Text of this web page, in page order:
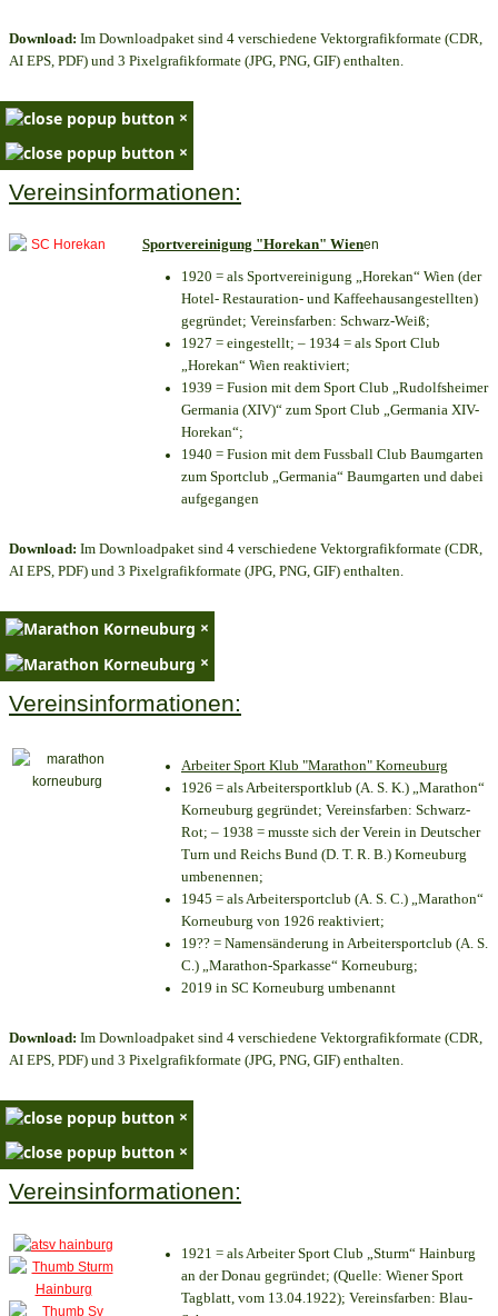
Download: Im Downloadpaket sind 4 verschiedene Vektorgrafikformate (CDR,
AI EPS, PDF) und 3 Pixelgrafikformate (JPG, PNG, GIF) enthalten.
×
×
Vereinsinformationen:
Sportvereinigung "Horekan" Wienen
1920 = als Sportvereinigung „Horekan“ Wien (der
Hotel- Restauration- und Kaffeehausangestellten)
gegründet; Vereinsfarben: Schwarz-Weiß;
1927 = eingestellt; – 1934 = als Sport Club
„Horekan“ Wien reaktiviert;
1939 = Fusion mit dem Sport Club „Rudolfsheimer
Germania (XIV)“ zum Sport Club „Germania XIV-
Horekan“;
1940 = Fusion mit dem Fussball Club Baumgarten
zum Sportclub „Germania“ Baumgarten und dabei
aufgegangen
Download: Im Downloadpaket sind 4 verschiedene Vektorgrafikformate (CDR,
AI EPS, PDF) und 3 Pixelgrafikformate (JPG, PNG, GIF) enthalten.
×
×
Vereinsinformationen:
Arbeiter Sport Klub "Marathon" Korneuburg
1926 = als Arbeitersportklub (A. S. K.) „Marathon“
Korneuburg gegründet; Vereinsfarben: Schwarz-
Rot; – 1938 = musste sich der Verein in Deutscher
Turn und Reichs Bund (D. T. R. B.) Korneuburg
umbenennen;
1945 = als Arbeitersportclub (A. S. C.) „Marathon“
Korneuburg von 1926 reaktiviert;
19?? = Namensänderung in Arbeitersportclub (A. S.
C.) „Marathon-Sparkasse“ Korneuburg;
2019 in SC Korneuburg umbenannt
Download: Im Downloadpaket sind 4 verschiedene Vektorgrafikformate (CDR,
AI EPS, PDF) und 3 Pixelgrafikformate (JPG, PNG, GIF) enthalten.
×
×
Vereinsinformationen:
1921 = als Arbeiter Sport Club „Sturm“ Hainburg
an der Donau gegründet; (Quelle: Wiener Sport
Tagblatt, vom 13.04.1922); Vereinsfarben: Blau-